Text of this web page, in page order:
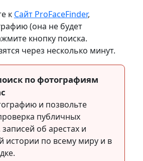
к Сайт ProFaceFinder,
(она не будет
кнопку поиска.
через несколько минут.
по фотографиям
и позвольте
публичных
об арестах и
истории по всему миру и в